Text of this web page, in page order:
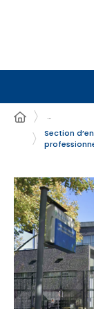
…
Section